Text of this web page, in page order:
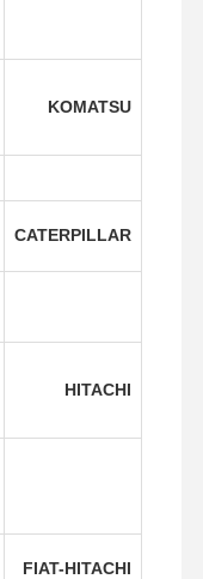
مسدس حجب
البراغي والصواميل
الترباس الحذاء
KOMATSU
CATERPILLAR
HITACHI
FIAT-HITACHI